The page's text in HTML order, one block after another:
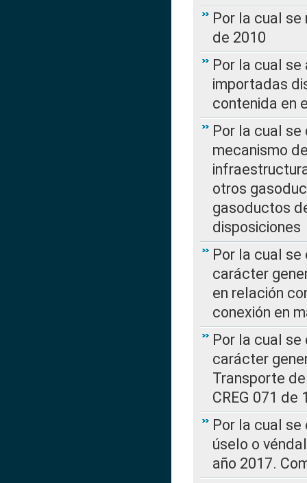
Por la cual se
de 2010
Por la cual
importadas
contenida en
Por la cual se
mecanismo
otros
gasoductos
disposiciones
Por la cual
carácter
en relación
conexión en
Por la cual
carácter
Transporte
CREG 071 de
Por la cual
úselo o
año 2017.